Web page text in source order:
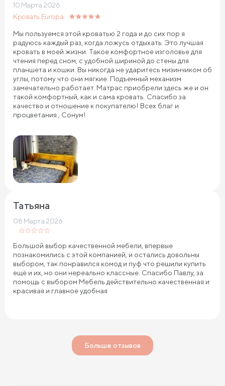
Кровать Europa
10 Марта 2026
Мы пользуемся этой кроватью 2 года и до сих пор я
радуюсь каждый раз, когда ложусь отдыхать. Это лучшая
кровать в моей жизни. Такое комфортное изголовье для
чтения перед сном, с удобной шириной до стены для
планшета и кошки. Вы никогда не ударитесь мизинчиком об
углы, потому что они мягкие. Подъемный механизм
замечательно работает. Матрас приобрели здесь же и он
такой комфортный, как и сама кровать. Спасибо за
качество и отношение к покупателю! Всех благ и
процветания , Сонум!
Татьяна
08 Марта 2026
Большой выбор качественной мебели, впервые
познакомились с этой компанией, и остались довольны
выбором, так понравился комод и пуф что решили купить
ещё и их, но они нереально классные. Спасибо Павлу, за
помощь с выбором Мебель действительно качественная и
красивая и главное удобная
Больше отзывов